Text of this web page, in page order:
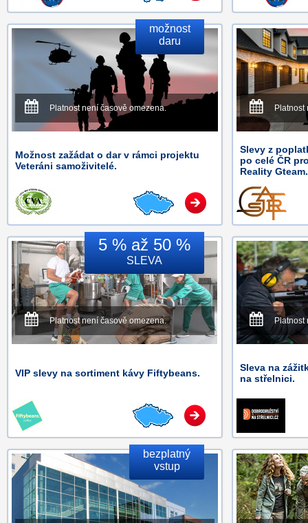
možnost
daru
Platnost není časově omezena.
Možnost zažádat o dar v rámci projektu
Veteráni samoživitelé.
Platnost
Slevy z
po celé ČR
Reality Gteam.
5 % až 50 %
SLEVA
Platnost není časově omezena.
VIP slevy na sortiment kávy Fiftybeans.
Platnost
Sleva na
na střelnici.
bezplatný
vstup